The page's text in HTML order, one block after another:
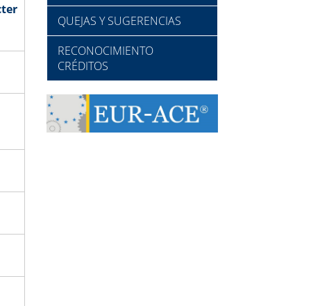
QUEJAS Y SUGERENCIAS
RECONOCIMIENTO
CRÉDITOS